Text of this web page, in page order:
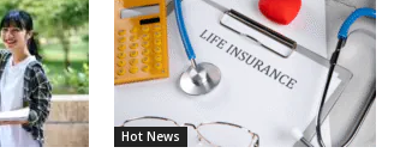
Hot News